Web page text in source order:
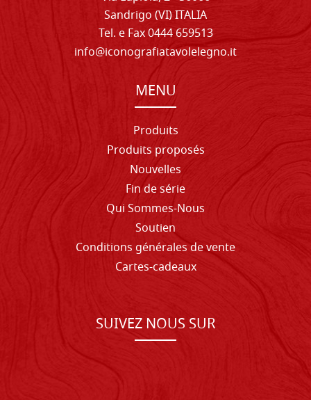
Sandrigo (VI) ITALIA
Tel. e Fax 0444 659513
info@iconografiatavolelegno.it
MENU
Produits
Produits proposés
Nouvelles
Fin de série
Qui Sommes-Nous
Soutien
Conditions générales de vente
Cartes-cadeaux
SUIVEZ NOUS SUR